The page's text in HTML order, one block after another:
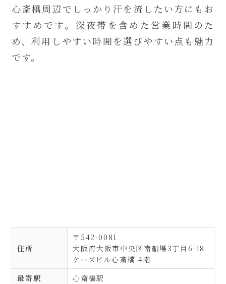
心斎橋周辺でしっかり汗を流したい方にもお
すすめです。深夜帯を含めた営業時間のた
め、利用しやすい時間を選びやすい点も魅力
です。
住所
〒542-0081
大阪府大阪市中央区南船場3丁目6-18
ケーズビル心斎橋 4階
最寄駅
心斎橋駅